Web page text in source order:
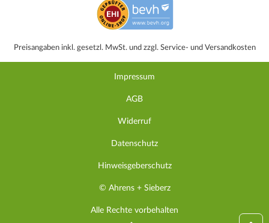
Preisangaben inkl. gesetzl. MwSt. und zzgl. Service- und Versandkosten
Impressum
AGB
Widerruf
Datenschutz
Hinweisgeberschutz
© Ahrens + Sieberz
Alle Rechte vorbehalten